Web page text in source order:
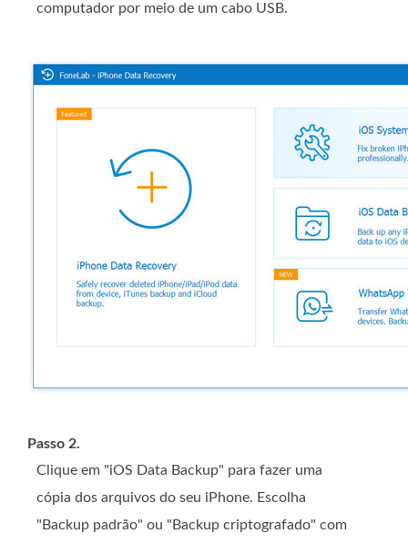
computador por meio de um cabo USB.
Passo 2.
Clique em "iOS Data Backup" para fazer uma
cópia dos arquivos do seu iPhone. Escolha
"Backup padrão" ou "Backup criptografado" com